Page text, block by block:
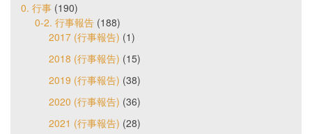
0. 行事 (190)
0-2. 行事報告 (188)
2017 (行事報告) (1)
2018 (行事報告) (15)
2019 (行事報告) (38)
2020 (行事報告) (36)
2021 (行事報告) (28)